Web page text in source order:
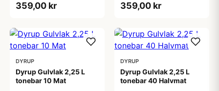
359,00 kr 359,00 kr
DYRUP
Dyrup Gulvlak 2,25 L
tonebar 10 Mat
DYRUP
Dyrup Gulvlak 2,25 L
tonebar 40 Halvmat